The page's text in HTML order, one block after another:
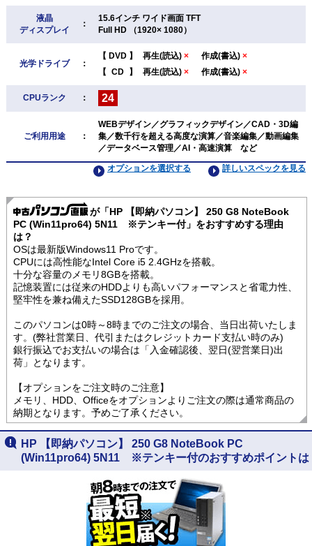
液晶
ディスプレイ
：
15.6インチ ワイド画面 TFT
Full HD （1920× 1080）
光学ドライブ ：
【 DVD 】 再生(読込) × 作成(書込) ×
【 CD 】 再生(読込) × 作成(書込) ×
CPUランク ： 24
ご利用用途 ：
WEBデザイン／グラフィックデザイン／CAD・3D編
集／数千行を超える高度な演算／音楽編集／動画編集
／データベース管理／AI・高速演算 など
詳しいスペックを見る
オプションを選択する
が「HP 【即納パソコン】 250 G8 NoteBook
PC (Win11pro64) 5N11 ※テンキー付」をおすすめする理由
は？
OSは最新版Windows11 Proです。
CPUには高性能なIntel Core i5 2.4GHzを搭載。
十分な容量のメモリ8GBを搭載。
記憶装置には従来のHDDよりも高いパフォーマンスと省電力性、
堅牢性を兼ね備えたSSD128GBを採用。
このパソコンは0時～8時までのご注文の場合、当日出荷いたしま
す。(弊社営業日、代引またはクレジットカード支払い時のみ)
銀行振込でお支払いの場合は「入金確認後、翌日(翌営業日)出
荷」となります。
【オプションをご注文時のご注意】
メモリ、HDD、Officeをオプションよりご注文の際は通常商品の
納期となります。予めご了承ください。
HP 【即納パソコン】 250 G8 NoteBook PC
(Win11pro64) 5N11 ※テンキー付のおすすめポイントは